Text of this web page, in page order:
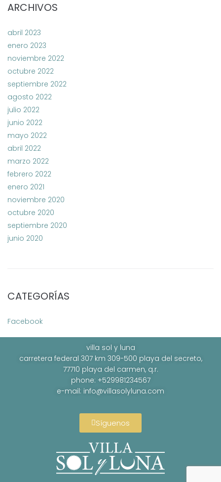
ARCHIVOS
abril 2023
enero 2023
noviembre 2022
octubre 2022
septiembre 2022
agosto 2022
julio 2022
junio 2022
mayo 2022
abril 2022
marzo 2022
febrero 2022
enero 2021
noviembre 2020
octubre 2020
septiembre 2020
junio 2020
CATEGORÍAS
Facebook
villa sol y luna
carretera federal 307 km 309-500 playa del secreto,
77710 playa del carmen, q.r.
phone: +529981234567
e-mail: info@villasolyluna.com
Síguenos